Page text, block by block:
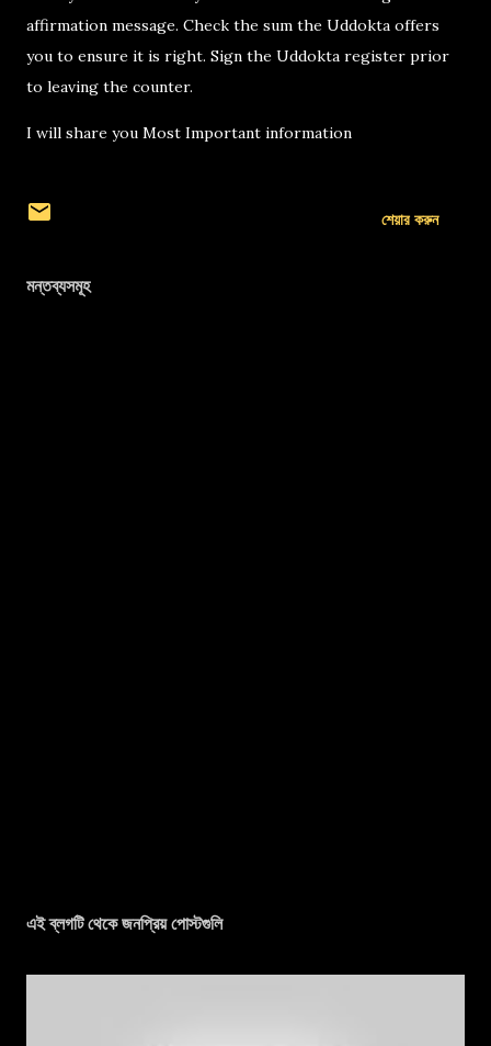
affirmation message. Check the sum the Uddokta offers
you to ensure it is right. Sign the Uddokta register prior
to leaving the counter.
I will share you Most Important information
শেয়ার করুন
মন্তব্যসমূহ
এই ব্লগটি থেকে জনপ্রিয় পোস্টগুলি